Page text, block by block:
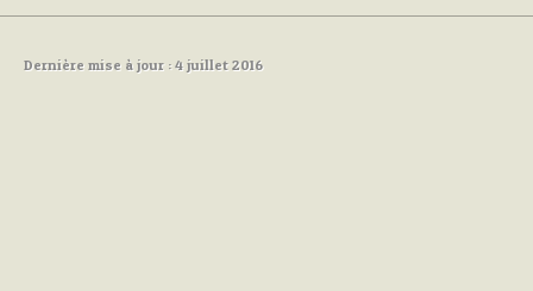
Dernière mise à jour : 4 juillet 2016